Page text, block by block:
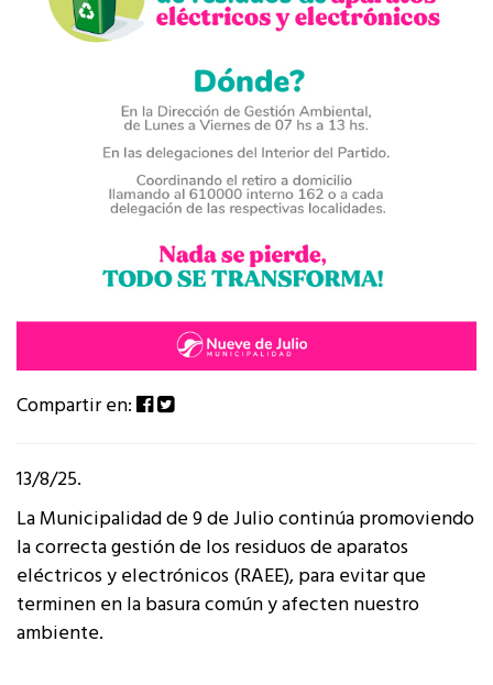
Compartir en:
13/8/25.
La Municipalidad de 9 de Julio continúa promoviendo
la correcta gestión de los residuos de aparatos
eléctricos y electrónicos (RAEE), para evitar que
terminen en la basura común y afecten nuestro
ambiente.